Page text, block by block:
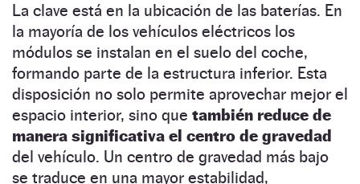
La clave está en la ubicación de las baterías. En
la mayoría de los vehículos eléctricos los
módulos se instalan en el suelo del coche,
formando parte de la estructura inferior. Esta
disposición no solo permite aprovechar mejor el
espacio interior, sino que también reduce de
manera significativa el centro de gravedad
del vehículo. Un centro de gravedad más bajo
se traduce en una mayor estabilidad,